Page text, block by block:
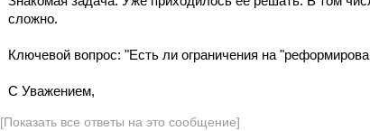
сложно.
Ключевой вопрос: "Есть ли ограничения на
С Уважением,
[Показать все ответы на это сообщение]